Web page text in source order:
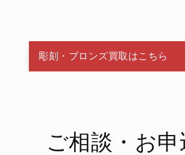
彫刻・ブロンズ買取はこちら
ご相談・お申